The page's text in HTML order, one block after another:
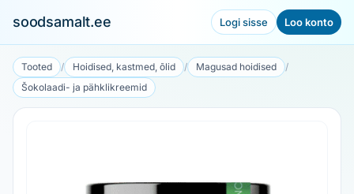
soodsamalt.ee Logi sisse Loo konto
Tooted / Hoidised, kastmed, õlid / Magusad hoidised
/
Šokolaadi- ja pähklikreemid